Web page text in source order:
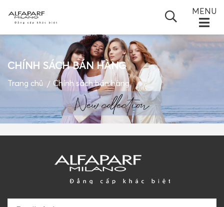
SẢN PHẨM
TIN TỨC
GIỎ HÀNG
MENU
Trang chủ Chính sách bán hàng
CHÍNH SÁCH BÁN HÀNG